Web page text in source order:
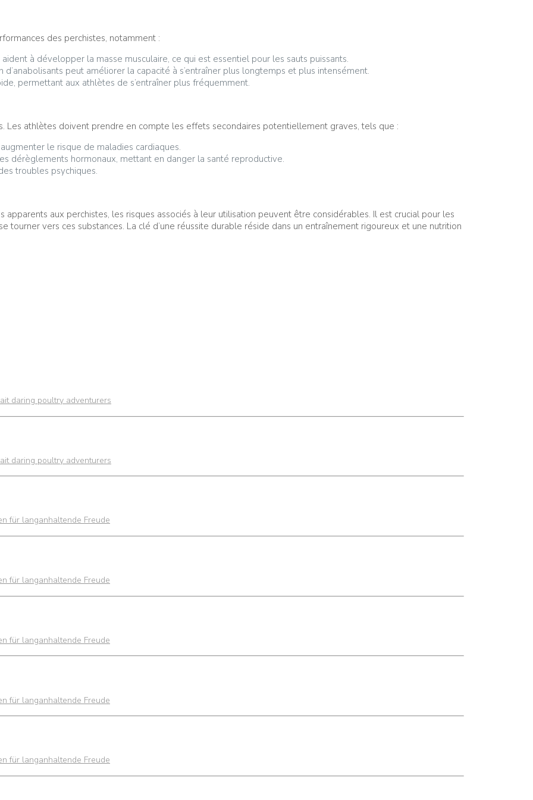
des perchistes, notamment :
à développer la masse musculaire, ce qui est essentiel pour les sauts puissants.
d’anabolisants peut améliorer la capacité à s’entraîner plus longtemps et plus intensément.
permettant aux athlètes de s’entraîner plus fréquemment.
Les athlètes doivent prendre en compte les effets secondaires potentiellement graves, tels que :
le risque de maladies cardiaques.
dérèglements hormonaux, mettant en danger la santé reproductive.
troubles psychiques.
aux perchistes, les risques associés à leur utilisation peuvent être considérables. Il est crucial pour les
vers ces substances. La clé d’une réussite durable réside dans un entraînement rigoureux et une nutrition
daring poultry adventurers
daring poultry adventurers
für langanhaltende Freude
für langanhaltende Freude
für langanhaltende Freude
für langanhaltende Freude
für langanhaltende Freude